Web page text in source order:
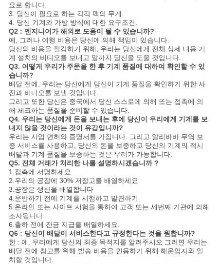
요로 합니다.
3. 당신이 필요로 하는 각각 팩의 무게.
4. 당신 기계와 가방 방식에 대한 요구조건.
Q2 : 엔지니어가 해외로 도움이 될 수 있습니까?
예, 그러나 여행 비용은 당신에 의해 책임이 있습니다.
당신의 비용을 절감하기 위해, 우리는 당신에게 전체 상세 내용 기
계 설치의 비디오를 보내고 말까지 당신을 도울 것입니다.
Q3. 어떻게 우리가 주문을 한 후 기계 품질에 대하여 확인할 수 있
습니까?
배달 전에, 우리는 당신에게 당신이 기계 품질을 확인하기 위한 사
진과 비디오를 보낼 것입니다.
그리고 또한 당신은 중국에서 당신 스스로에 의해 또는 접촉에 의
해 체크하는 품질을 준비할 수 있습니다.
Q4. 우리는 당신에게 돈을 보내는 후에 당신이 우리에게 기계를 보
내지 않을 것이라는 것이 유감입니까?
우리는 사업 면허와 증명서를 가집니다. 그리고 알리바바 무역 보
증 서비스를 사용하고, 당신의 돈을 보증하고 당신의 기계의 적시
배달과 기계 품질을 보증하는 것은 우리가 가능합니다.
Q5. 전체 거래가 처리한 나를 설명하시겠습니까 ?
1.접촉에 서명하세요
2.우리의 공장에 30% 저장고를 배열하세요
3.공장은 생산을 배열합니다
4.운반하기 전에 기계를 시험하고 발견하기
5.온라인 또는 사이트 시험을 통하여 고객 또는 세번째 기관에 의해
조사됩니다.
6.출하 전에 잔금 지급을 배열하세요.
Q6 : 당신이 배달이 서비스한다고 규정한다는 것을 원합니까?
한 : 예. 우리에게 당신의 최종 목적지를 알려주시오 그러면 우리는
배달 전에 참고를 위해 발송 비용을 인용하기 위해 해운업자와 일
치할 것입니다.